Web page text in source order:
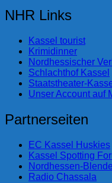
NHR Links
Kassel tourist
Krimidinner
Nordhessischer
Schlachthof Kassel
Staatstheater-
Unser Account auf
Partnerseiten
EC Kassel Huskies
Kassel Spotting
Nordhessen-Blende
Radio Chassala